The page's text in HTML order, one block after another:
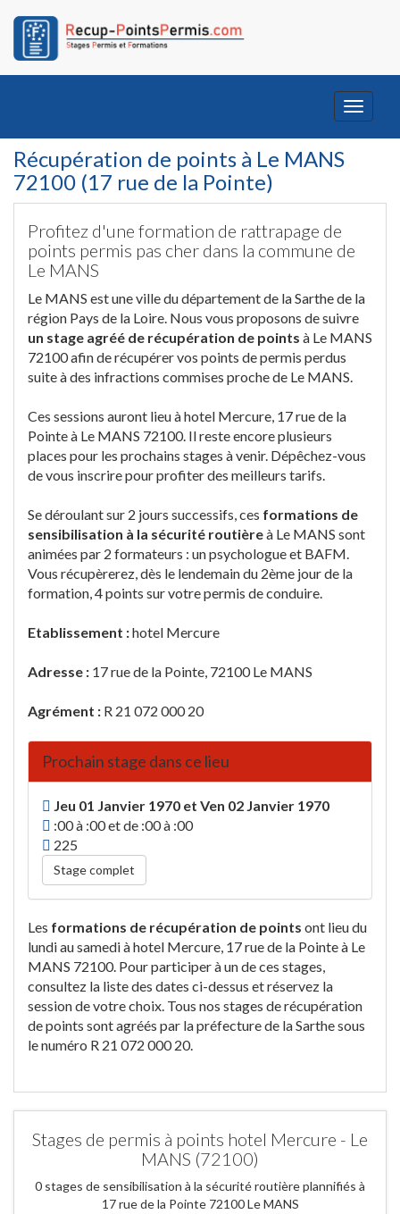
Toggle
Récupération de points à Le MANS
72100 (17 rue de la Pointe)
Profitez d'une formation de rattrapage de
points permis pas cher dans la commune de
Le MANS
Le MANS est une ville du département de la Sarthe de la
région Pays de la Loire. Nous vous proposons de suivre
un stage agréé de récupération de points à Le MANS
72100 afin de récupérer vos points de permis perdus
suite à des infractions commises proche de Le MANS.
Ces sessions auront lieu à hotel Mercure, 17 rue de la
Pointe à Le MANS 72100. Il reste encore plusieurs
places pour les prochains stages à venir. Dépêchez-vous
de vous inscrire pour profiter des meilleurs tarifs.
Se déroulant sur 2 jours successifs, ces formations de
sensibilisation à la sécurité routièreà Le MANS sont
animées par 2 formateurs : un psychologue et BAFM.
Vous récupèrerez, dès le lendemain du 2ème jour de la
formation, 4 points sur votre permis de conduire.
Etablissement :hotel Mercure
Adresse : 17 rue de la Pointe, 72100 Le MANS
Agrément : R 21 072 000 20
Prochain stage dans ce lieu
Jeu 01 Janvier 1970 et Ven 02 Janvier 1970
:00 à :00 et de :00 à :00
225
Stage complet
Les formations de récupération de points ont lieu du
lundi au samedi à hotel Mercure, 17 rue de la Pointe à Le
MANS 72100. Pour participer à un de ces stages,
consultez la liste des dates ci-dessus et réservez la
session de votre choix. Tous nos stages de récupération
de points sont agréés par la préfecture de la Sarthe sous
le numéro R 21 072 000 20.
Stages de permis à points hotel Mercure - Le
MANS (72100)
0 stages de sensibilisation à la sécurité routière plannifiés à
17 rue de la Pointe 72100 Le MANS